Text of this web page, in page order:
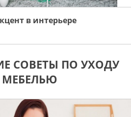
в интерьере
СОВЕТЫ ПО УХОДУ
МЕБЕЛЬЮ